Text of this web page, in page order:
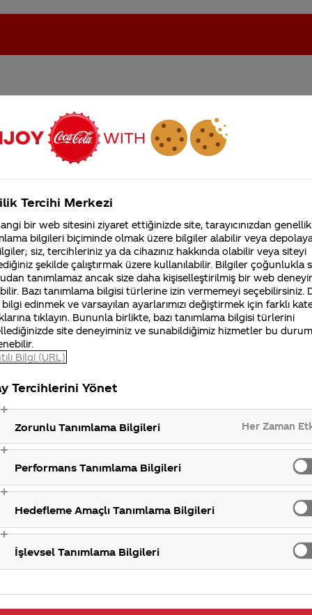
Cola'nın Filistin'de fabr... Coca-Cola’yı kim buldu?
ile Türkiye'de satılan
standartlarında üretilmeye devam etmektedir.
ilk günkü gibi korur.
Merak Ettim sitemizi ziyaret ettiğiniz için teşekkür
Coca-Cola Şirketi
merak ettikleriniz.
Fabrikalarımız,
sertifikalarımız, faaliyet
gösterdiğimiz ülkeler,
tarihçemiz ve daha
Tercihi Merkezi
bir web sitesini ziyaret ettiğinizde site, tarayıcınızdan
bilgileri biçiminde olmak üzere bilgiler alabilir veya
siz, tercihleriniz ya da cihazınız hakkında olabilir veya siteyi
şekilde çalıştırmak üzere kullanılabilir. Bilgiler çoğunlukla
tanımlamaz ancak size daha kişiselleştirilmiş bir web
Bazı tanımlama bilgisi türlerine izin vermemeyi seçebilirsiniz.
edinmek ve varsayılan ayarlarımızı değiştirmek için farklı
tıklayın. Bununla birlikte, bazı tanımlama bilgisi türlerini
site deneyiminiz ve sunabildiğimiz hizmetler bu
Bilgi (URL)
Tercihlerini Yönet
Zorunlu Tanımlama Bilgileri Her Zaman
Performans Tanımlama Bilgileri
Hedefleme Amaçlı Tanımlama Bilgileri
İşlevsel Tanımlama Bilgileri